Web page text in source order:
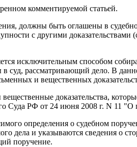
комментируемой статьей.
должны быть оглашены в
с другими
исключительным способом
в суд, рассматривающий дело. В
и вещественных
доказательства,
РФ от 24 июня 2008 г. N 11 "О
определения о судебном
дела и указываются сведения о
поручение.